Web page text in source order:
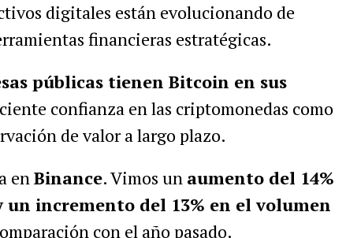
digitales están evolucionando de
financieras estratégicas.
públicas tienen Bitcoin en sus
confianza en las criptomonedas como
de valor a largo plazo.
enBinance. Vimos un aumento del 14%
incremento del 13% en el volumen
con el año pasado.